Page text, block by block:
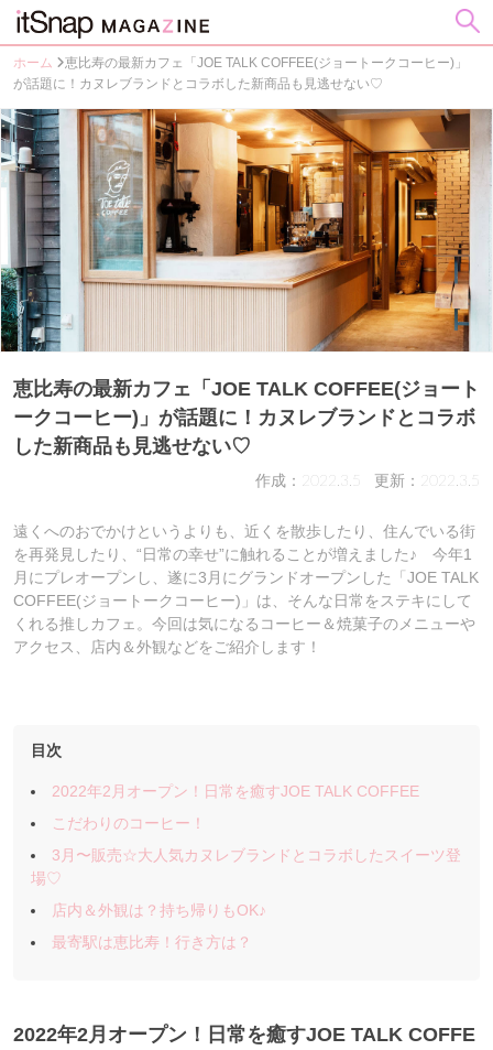
ホーム
恵比寿の最新カフェ「JOE TALK COFFEE(ジョートークコーヒー)」
が話題に！カヌレブランドとコラボした新商品も見逃せない♡
恵比寿の最新カフェ「JOE TALK COFFEE(ジョート
ークコーヒー)」が話題に！カヌレブランドとコラボ
した新商品も見逃せない♡
作成：2022.3.5 更新：2022.3.5
遠くへのおでかけというよりも、近くを散歩したり、住んでいる街
を再発見したり、“日常の幸せ”に触れることが増えました♪ 今年1
月にプレオープンし、遂に3月にグランドオープンした「JOE TALK
COFFEE(ジョートークコーヒー)」は、そんな日常をステキにして
くれる推しカフェ。今回は気になるコーヒー＆焼菓子のメニューや
アクセス、店内＆外観などをご紹介します！
目次
2022年2月オープン！日常を癒すJOE TALK COFFEE
こだわりのコーヒー！
3月〜販売☆⼤⼈気カヌレブランドとコラボしたスイーツ登
場♡
店内＆外観は？持ち帰りもOK♪
最寄駅は恵比寿！行き方は？
2022年2月オープン！日常を癒すJOE TALK COFFE